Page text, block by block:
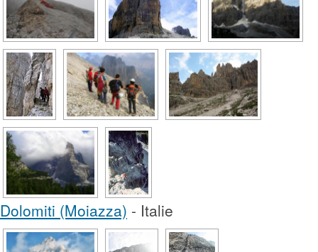
Dolomiti (Moiazza) - Italie